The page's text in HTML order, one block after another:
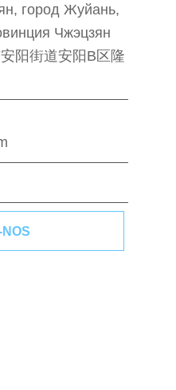
город Жуйань,
Чжэцзян
阳街道安阳B区隆